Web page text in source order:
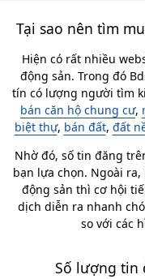
Tại sao nên tìm
Hiện có rất nhiều
động sản. Trong đó
tín có lượng người tìm
bán căn hộ chung cư,
biệt thự, bán đất, đất
Nhờ đó, số tin đăng
bạn lựa chọn. Ngoài
động sản thì cơ hội
dịch diễn ra nhanh
so với các
Số lượng tin